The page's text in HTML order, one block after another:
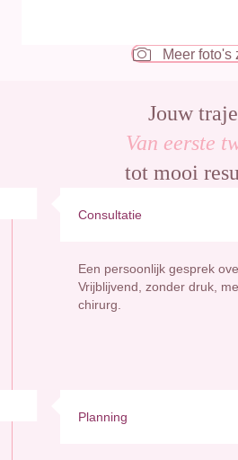
Meer foto's
Jouw
Van eerste
tot mooi
Consultatie
Een persoonlijk gesprek
Vrijblijvend, zonder druk,
chirurg.
Planning